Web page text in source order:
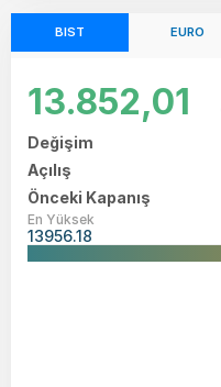
BIST EURO
13.852,01
Değişim
Açılış
Önceki Kapanış
En Yüksek
13956.18